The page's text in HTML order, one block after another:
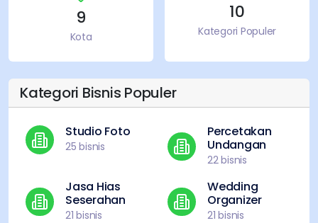
9
Kota
10
Kategori Populer
Kategori Bisnis Populer
Studio Foto
25 bisnis
Percetakan
Undangan
22bisnis
Jasa Hias
Seserahan
21 bisnis
Wedding
Organizer
21 bisnis